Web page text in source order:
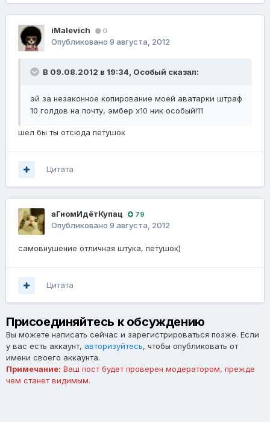
iMalevich 0
Опубликовано 9 августа, 2012
В 09.08.2012 в 19:34, Oсобый сказал:
эй за незаконное копирование моей аватарки штраф
10 голдов на почту, эмбер х10 ник особый!11
шел бы ты отсюда петушок
Цитата
аГномИдётКупац 79
Опубликовано 9 августа, 2012
самовнушение отличная штука, петушок)
Цитата
Присоединяйтесь к обсуждению
Вы можете написать сейчас и зарегистрироваться позже. Если
у вас есть аккаунт, авторизуйтесь, чтобы опубликовать от
имени своего аккаунта.
Примечание: Ваш пост будет проверен модератором, прежде
чем станет видимым.